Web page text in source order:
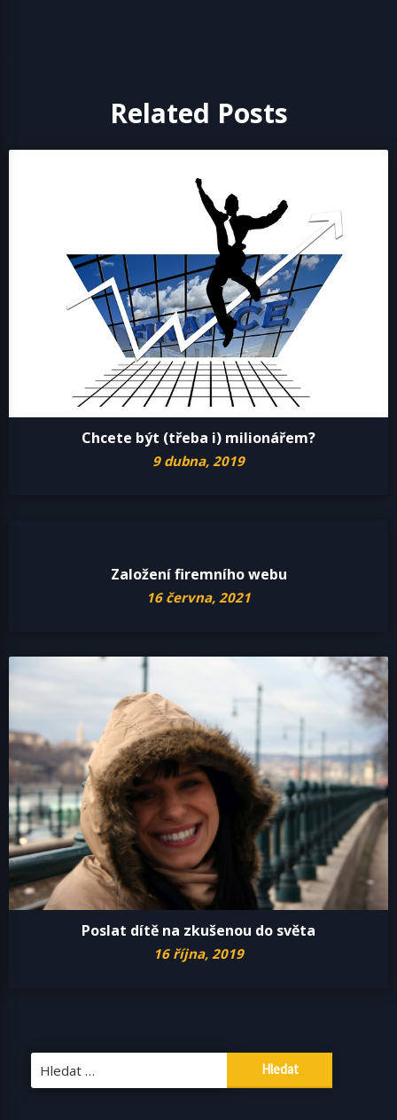
Related Posts
Chcete být (třeba i) milionářem?
9 dubna, 2019
Založení firemního webu
16 června, 2021
Poslat dítě na zkušenou do světa
16 října, 2019